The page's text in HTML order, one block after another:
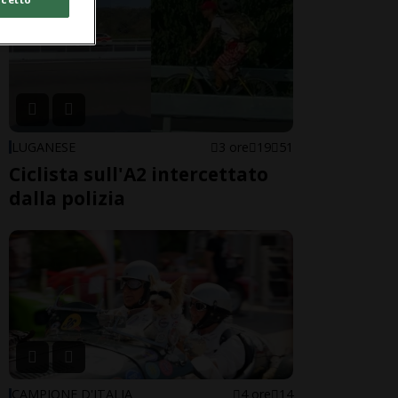
LUGANESE 3 ore 19 51
Ciclista sull'A2 intercettato
dalla polizia
CAMPIONE D'ITALIA 4 ore 14